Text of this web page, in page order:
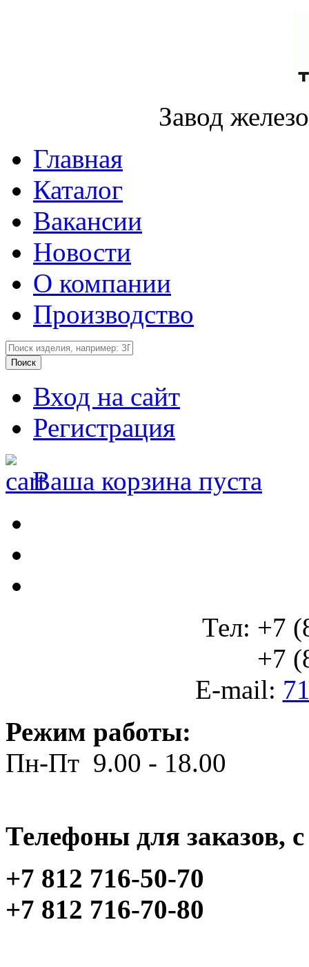
Завод
Главная
Каталог
Вакансии
Новости
О компании
Производство
Вход на сайт
Регистрация
Ваша корзина пуста
Тел: +7
+7
E-mail:
Режим работы:
Пн-Пт 9.00 - 18.00
Телефоны для заказов,
+7 812 716-50-70
+7 812 716-70-80